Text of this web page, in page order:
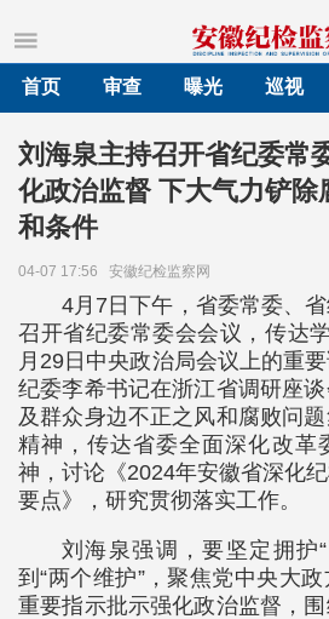
首页
审查 曝光 巡视
刘海泉主持召开省纪委常
化政治监督 下大气力铲除
和条件
04-07 17:56 安徽纪检监察网
4月7日下午，省委常委、
召开省纪委常委会会议，传达
月29日中央政治局会议上的重
纪委李希书记在浙江省调研座
及群众身边不正之风和腐败问
精神，传达省委全面深化改革
神，讨论《2024年安徽省深化
要点》，研究贯彻落实工作。
刘海泉强调，要坚定拥护
到“两个维护”，聚焦党中央大
重要指示批示强化政治监督，